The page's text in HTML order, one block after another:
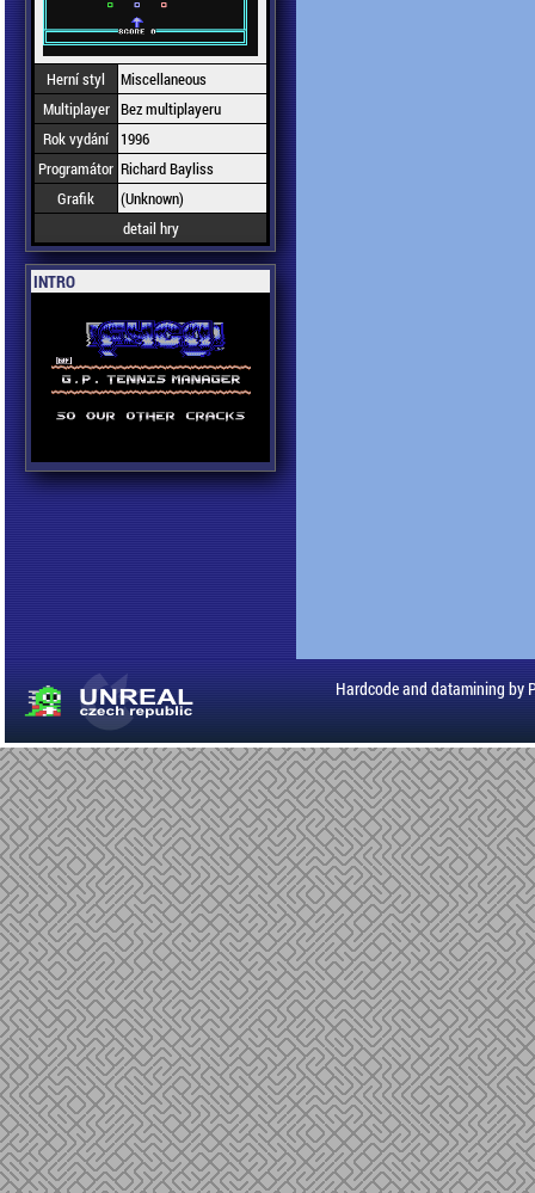
Herní styl
Miscellaneous
Multiplayer Bez multiplayeru
Rok vydání
1996
Programátor Richard Bayliss
Grafik
(Unknown)
detail hry
INTRO
Hardcode and datamining by